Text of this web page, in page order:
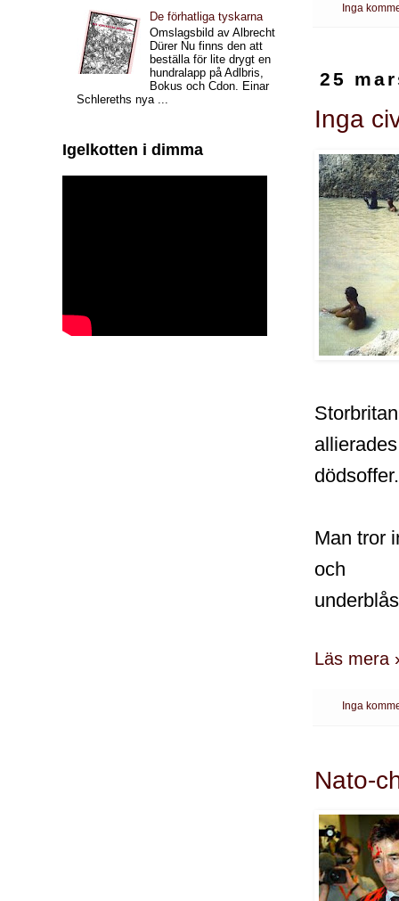
Inga
25
Inga
dödsoffer.
Man tror
och
Läs mera
Inga
Nato-
De förhatliga tyskarna
Omslagsbild av Albrecht
Dürer Nu finns den att
beställa för lite drygt en
hundralapp på Adlbris,
Bokus och Cdon. Einar
Schlereths nya ...
Igelkotten i dimma